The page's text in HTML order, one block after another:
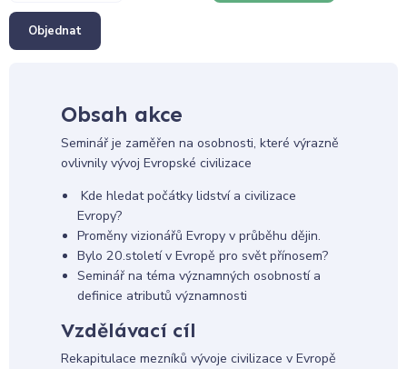
Objednat
Obsah akce
Seminář je zaměřen na osobnosti, které výrazně
ovlivnily vývoj Evropské civilizace
Kde hledat počátky lidství a civilizace
Evropy?
Proměny vizionářů Evropy v průběhu dějin.
Bylo 20.století v Evropě pro svět přínosem?
Seminář na téma významných osobností a
definice atributů významnosti
Vzdělávací cíl
Rekapitulace mezníků vývoje civilizace v Evropě